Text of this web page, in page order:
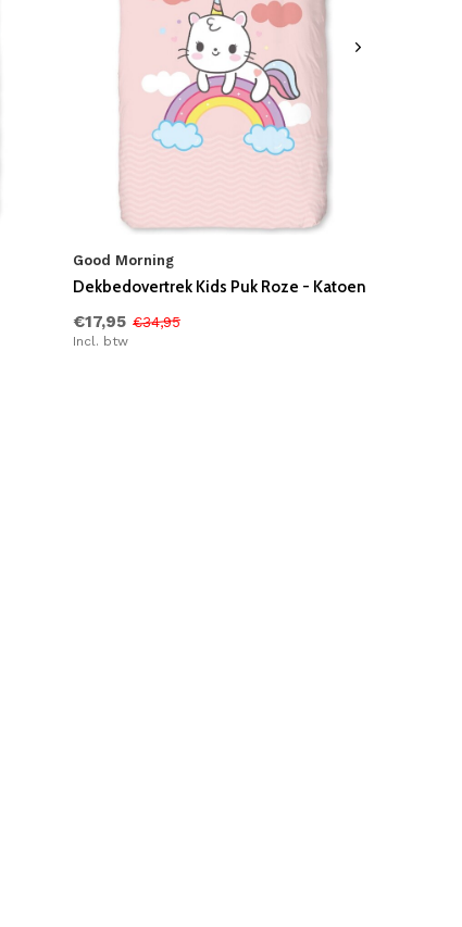
Good Morning
Dekbedovertrek Kids Puk Roze - Katoen
€17,95 €34,95
Incl. btw